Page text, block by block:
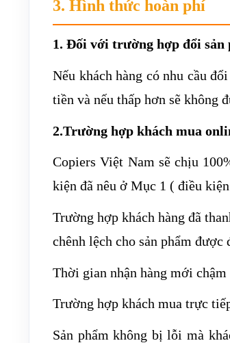
3. Hình thức hoàn phí
1. Đối với trường hợp đổi sản
Nếu khách hàng có nhu cầu
tiền và nếu thấp hơn sẽ không
2.Trường hợp khách mua
Copiers Việt Nam sẽ chịu
kiện đã nêu ở Mục 1 ( điều
Trường hợp khách hàng đã
chênh lệch cho sản phẩm
Thời gian nhận hàng mới
Trường hợp khách mua trực
Sản phẩm không bị lỗi mà